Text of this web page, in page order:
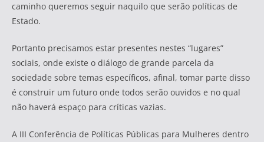
caminho queremos seguir naquilo que serão políticas de
Estado.
Portanto precisamos estar presentes nestes “lugares”
sociais, onde existe o diálogo de grande parcela da
sociedade sobre temas específicos, afinal, tomar parte disso
é construir um futuro onde todos serão ouvidos e no qual
não haverá espaço para críticas vazias.
A III Conferência de Políticas Públicas para Mulheres dentro